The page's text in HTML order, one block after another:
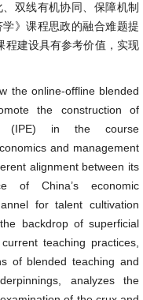
双线有机协同、保障机制
》课程思政的融合难题提
程建设具有参考价值，实现
the online-offline blended
the construction of
(IPE) in the course
and management
alignment between its
of China’s economic
for talent cultivation
backdrop of superficial
teaching practices,
of blended teaching and
analyzes the